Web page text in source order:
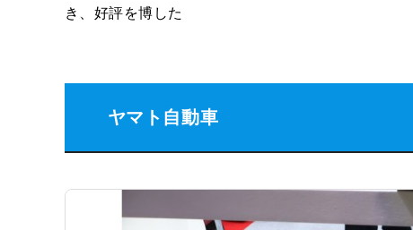
き、好評を博した
ヤマト自動車